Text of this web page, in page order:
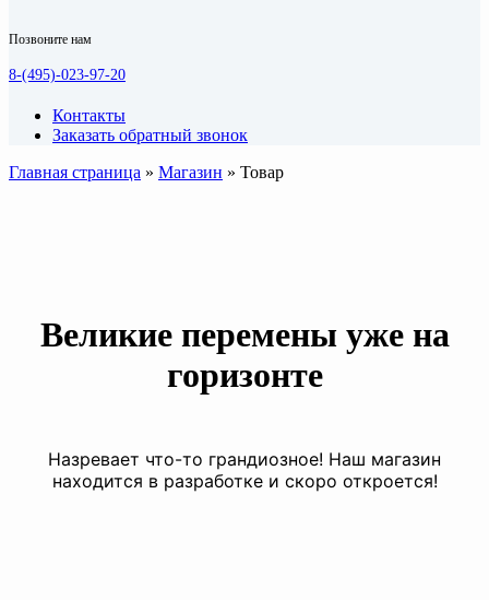
Позвоните нам
8-(495)-023-97-20
Контакты
Заказать обратный звонок
Главная страница » Магазин » Товар
Великие перемены уже на
горизонте
Назревает что-то грандиозное! Наш магазин
находится в разработке и скоро откроется!